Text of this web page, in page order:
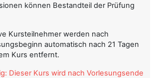
können Bestandteil der Prüfung
Kursteilnehmer werden nach
automatisch nach 21 Tagen
Kurs entfernt.
Dieser Kurs wird nach Vorlesungsende